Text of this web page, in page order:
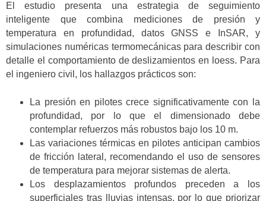
El estudio presenta una estrategia de seguimiento
inteligente que combina mediciones de presión y
temperatura en profundidad, datos GNSS e InSAR, y
simulaciones numéricas termomecánicas para describir con
detalle el comportamiento de deslizamientos en loess. Para
el ingeniero civil, los hallazgos prácticos son:
La presión en pilotes crece significativamente con la
profundidad, por lo que el dimensionado debe
contemplar refuerzos más robustos bajo los 10 m.
Las variaciones térmicas en pilotes anticipan cambios
de fricción lateral, recomendando el uso de sensores
de temperatura para mejorar sistemas de alerta.
Los desplazamientos profundos preceden a los
superficiales tras lluvias intensas, por lo que priorizar